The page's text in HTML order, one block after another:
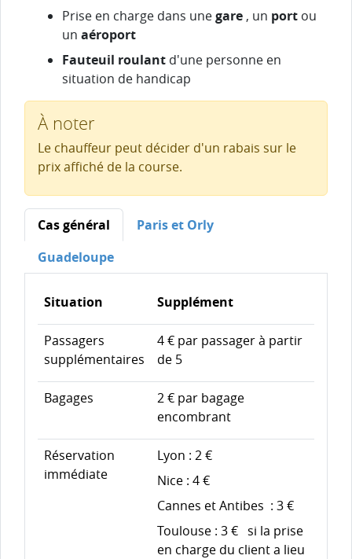
Prise en charge dans unegare , un port ou
un aéroport
Fauteuil roulant d'une personne en
situation de handicap
À noter
Le chauffeur peut décider d'un rabais sur le
prix affiché de la course.
Cas général
Paris et Orly
Guadeloupe
Situation Supplément
Passagers
supplémentaires
4 € par passager à partir
de 5
Bagages 2 € par bagage
encombrant
Réservation
immédiate
Lyon : 2 €
Nice : 4 €
Cannes et Antibes : 3 €
Toulouse : 3 € si la prise
en charge du client a lieu